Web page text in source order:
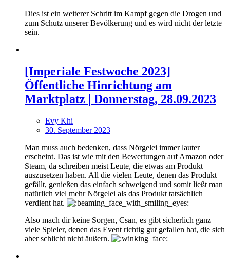
Dies ist ein weiterer Schritt im Kampf gegen die Drogen und
zum Schutz unserer Bevölkerung und es wird nicht der letzte
sein.
[Imperiale Festwoche 2023]
Öffentliche Hinrichtung am
Marktplatz | Donnerstag, 28.09.2023
Evy Khi
30. September 2023
Man muss auch bedenken, dass Nörgelei immer lauter
erscheint. Das ist wie mit den Bewertungen auf Amazon oder
Steam, da schreiben meist Leute, die etwas am Produkt
auszusetzen haben. All die vielen Leute, denen das Produkt
gefällt, genießen das einfach schweigend und somit ließt man
natürlich viel mehr Nörgelei als das Produkt tatsächlich
verdient hat.
Also mach dir keine Sorgen, Csan, es gibt sicherlich ganz
viele Spieler, denen das Event richtig gut gefallen hat, die sich
aber schlicht nicht äußern.